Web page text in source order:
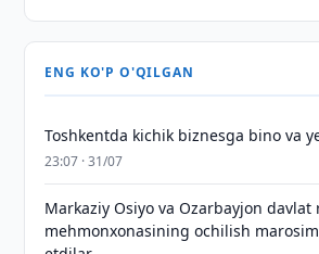
ENG KO'P O'QILGAN
Toshkentda kichik biznesga bino va
23:07 · 31/07
Markaziy Osiyo va Ozarbayjon davlat
mehmonxonasining ochilish